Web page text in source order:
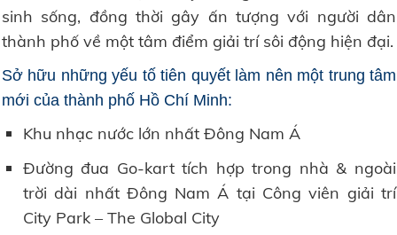
sinh sống, đồng thời gây ấn tượng với người dân
thành phố về một tâm điểm giải trí sôi động hiện đại.
Sở hữu những yếu tố tiên quyết làm nên một trung tâm
mới của thành phố Hồ Chí Minh:
Khu nhạc nước lớn nhất Đông Nam Á
Đường đua Go-kart tích hợp trong nhà & ngoài
trời dài nhất Đông Nam Á tại Công viên giải trí
City Park – The Global City